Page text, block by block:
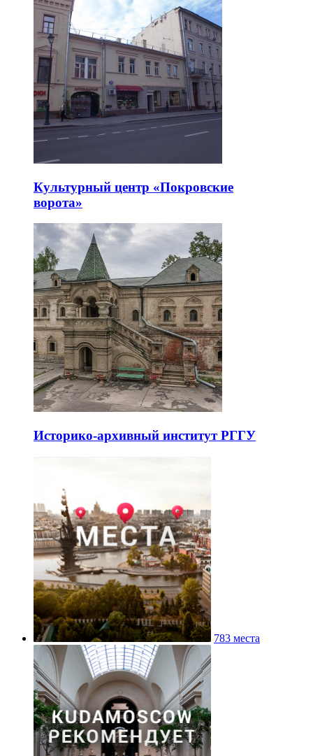
Культурный центр «Покровские
ворота»
Историко-архивный институт РГГУ
783 места